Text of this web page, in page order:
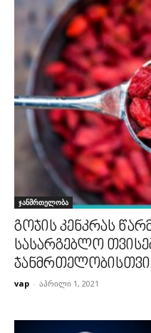
ჯანმრთელობა
გოჯის კენკრას
სასარგებლო
vap - აპრილი 1, 2021